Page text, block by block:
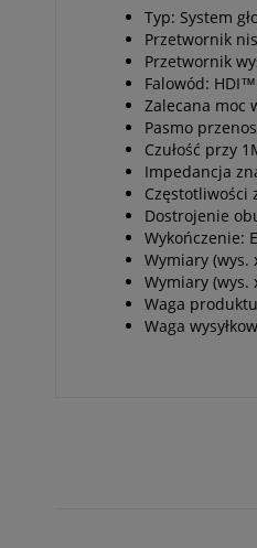
Typ: System
Przetwornik
Przetwornik
Falowód:
Zalecana moc
Pasmo
Czułość przy
Impedancja
Częstotliwości
Dostrojenie
Wykończenie:
Wymiary (wys.
Wymiary (wys.
Waga
Waga